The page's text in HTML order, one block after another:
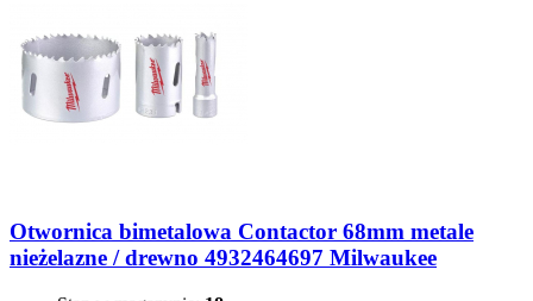
Otwornica bimetalowa Contactor 68mm metale
nieżelazne / drewno 4932464697 Milwaukee